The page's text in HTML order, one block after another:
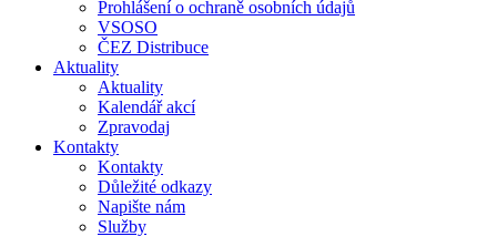
Prohlášení o ochraně osobních údajů
VSOSO
ČEZ Distribuce
Aktuality
Aktuality
Kalendář akcí
Zpravodaj
Kontakty
Kontakty
Důležité odkazy
Napište nám
Služby